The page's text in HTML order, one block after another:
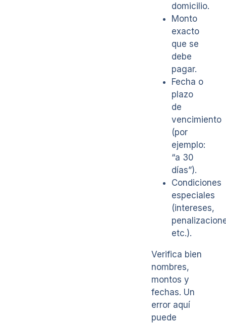
domicilio.
Monto
exacto
que se
debe
pagar.
Fecha o
plazo
de
vencimiento
(por
ejemplo:
“a 30
días”).
Condiciones
especiales
(intereses,
etc.).
Verifica bien
nombres,
montos y
fechas. Un
error aquí
puede